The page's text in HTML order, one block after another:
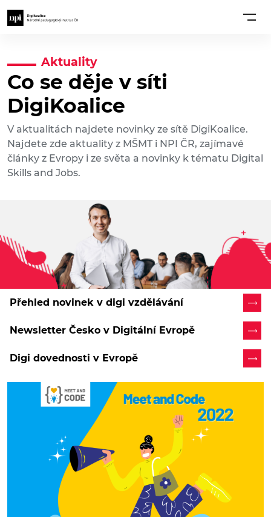
Aktuality
Co se děje v síti
DigiKoalice
V aktualitách najdete novinky ze sítě DigiKoalice.
Najdete zde aktuality z MŠMT i NPI ČR, zajímavé
články z Evropy i ze světa a novinky k tématu Digital
Skills and Jobs.
Přehled novinek v digi vzdělávání
Newsletter Česko v Digitální Evropě
Digi dovednosti v Evropě